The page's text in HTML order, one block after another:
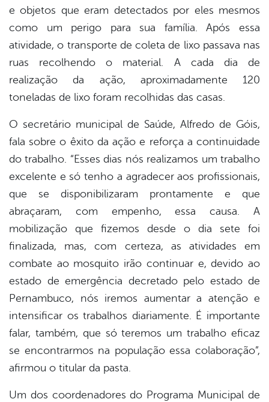
e objetos que eram detectados por eles mesmos
como um perigo para sua família. Após essa
atividade, o transporte de coleta de lixo passava nas
ruas recolhendo o material. A cada dia de
realização da ação, aproximadamente 120
toneladas de lixo foram recolhidas das casas.
O secretário municipal de Saúde, Alfredo de Góis,
fala sobre o êxito da ação e reforça a continuidade
do trabalho. “Esses dias nós realizamos um trabalho
excelente e só tenho a agradecer aos profissionais,
que se disponibilizaram prontamente e que
abraçaram, com empenho, essa causa. A
mobilização que fizemos desde o dia sete foi
finalizada, mas, com certeza, as atividades em
combate ao mosquito irão continuar e, devido ao
estado de emergência decretado pelo estado de
Pernambuco, nós iremos aumentar a atenção e
intensificar os trabalhos diariamente. É importante
falar, também, que só teremos um trabalho eficaz
se encontrarmos na população essa colaboração”,
afirmou o titular da pasta.
Um dos coordenadores do Programa Municipal de